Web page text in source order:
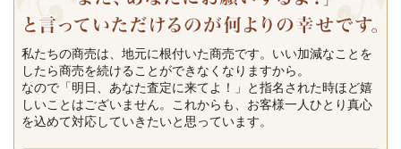
私たちの商売は、地元に根付いた商売です。いい加減なことを
したら商売を続けることができなくなりますから。
なので「明日、あなた査定に来てよ！」と指名された時ほど嬉
しいことはございません。これからも、お客様一人ひとり真心
を込めて対応していきたいと思っています。